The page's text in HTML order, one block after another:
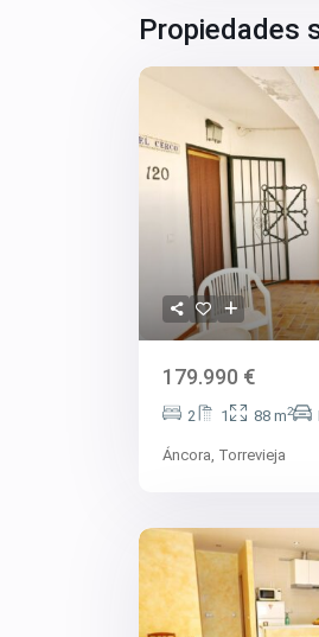
Propiedades
179.990 €
2 1 88 m2
Áncora, Torrevieja